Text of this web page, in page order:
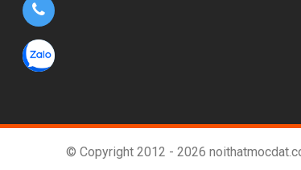
© Copyright 2012 - 2026